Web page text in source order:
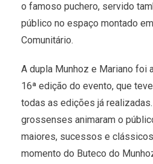
o famoso puchero, servido
público no espaço montado
Comunitário.
A dupla Munhoz e Mariano foi
16ª edição do evento, que
todas as edições já
grossenses animaram o
maiores, sucessos e
momento do Buteco do